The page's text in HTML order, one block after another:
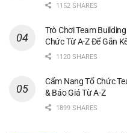
1152 SHARES
Trò Chơi Team
Chức Từ A-Z Để Gắn
1120 SHARES
Cẩm Nang Tổ Chức
& Báo Giá Từ A-Z
1899 SHARES